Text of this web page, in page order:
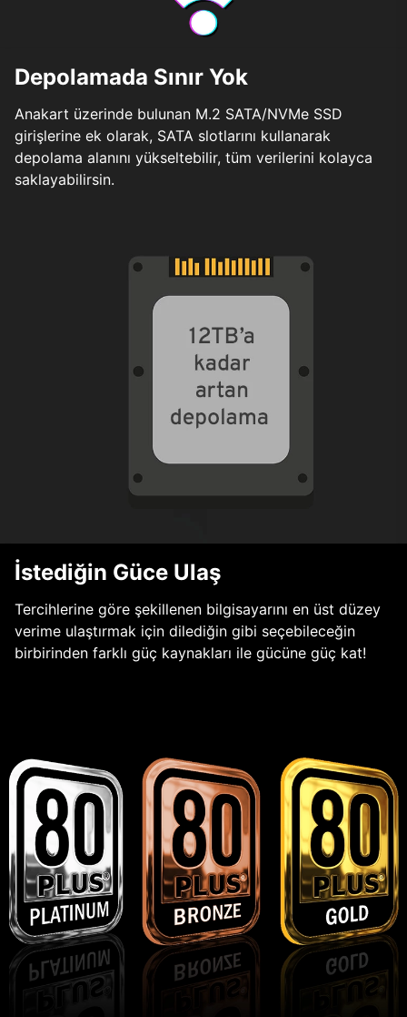
Depolamada Sınır Yok
Anakart üzerinde bulunan M.2 SATA/NVMe SSD
girişlerine ek olarak, SATA slotlarını kullanarak
depolama alanını yükseltebilir, tüm verilerini kolayca
saklayabilirsin.
İstediğin Güce Ulaş
Tercihlerine göre şekillenen bilgisayarını en üst düzey
verime ulaştırmak için dilediğin gibi seçebileceğin
birbirinden farklı güç kaynakları ile gücüne güç kat!